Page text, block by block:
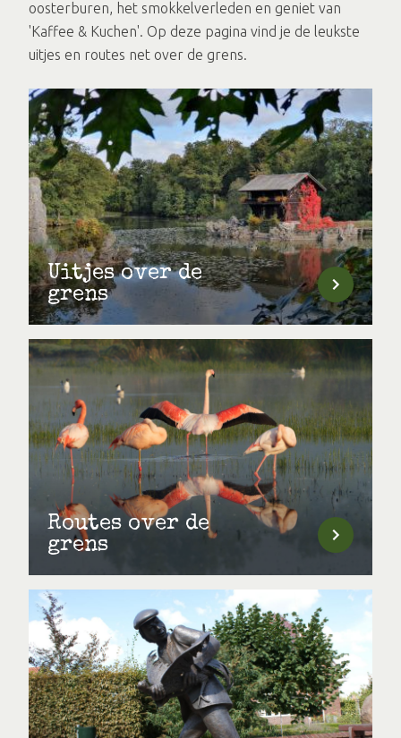
oosterburen, het smokkelverleden en geniet van
'Kaffee & Kuchen'. Op deze pagina vind je de leukste
uitjes en routes net over de grens.
Uitjes over de
grens
Routes over de
grens